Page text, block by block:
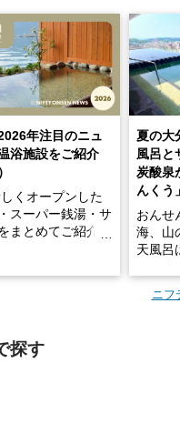
年注目のニュ
浴施設をご紹介
くオープンした
スーパー銭湯・サ
まとめてご紹介！
天風呂、注目のサ
もあわせて紹介し
、気になる施設は
して次のおでかけ
てみてください
夏の大
風呂と
炭酸泉
んくう
おんせ
海、山
天風呂
を新
ニフ
探す